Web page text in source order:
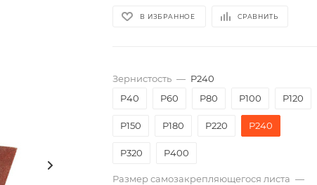
В ИЗБРАННОЕ СРАВНИТЬ
Зернистость — P240
P40
P60 P80 P100 P120
P150 P180 P220 P240
P320 P400
Размер самозакрепляющегося листа —